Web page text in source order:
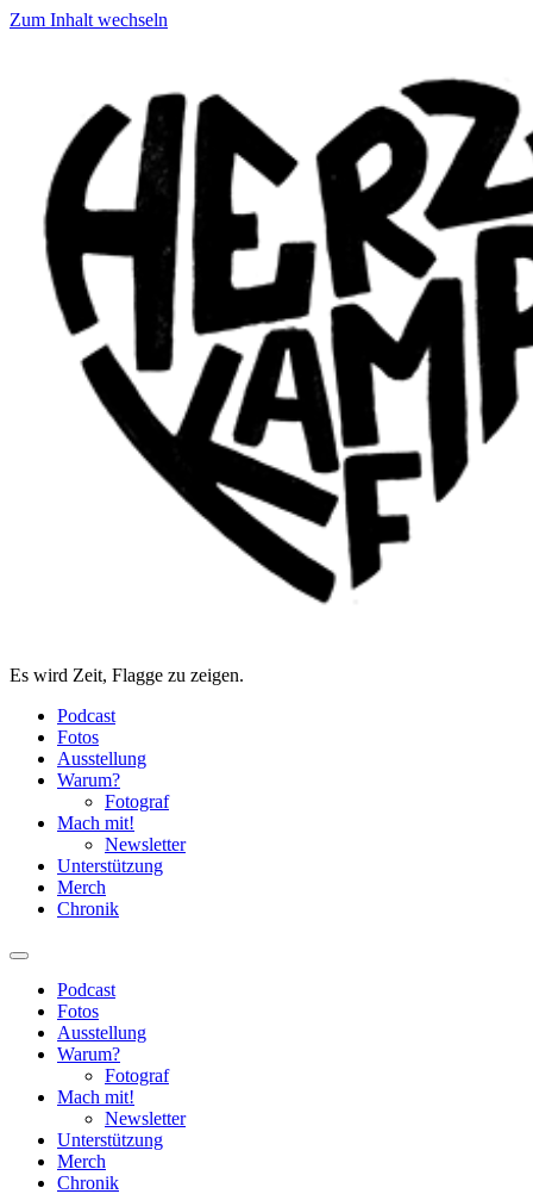
Zum Inhalt wechseln
Es wird Zeit, Flagge zu zeigen.
Podcast
Fotos
Ausstellung
Warum?
Fotograf
Mach mit!
Newsletter
Unterstützung
Merch
Chronik
Podcast
Fotos
Ausstellung
Warum?
Fotograf
Mach mit!
Newsletter
Unterstützung
Merch
Chronik